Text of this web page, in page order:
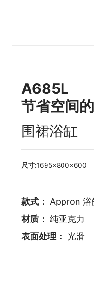
A685L
节省空间
围裙浴缸
尺寸:1695×800×600
款式：
Appron 浴
材质： 纯亚克力
表面处理： 光滑